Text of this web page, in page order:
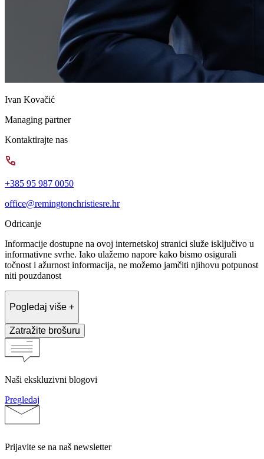
Ivan Kovačić
Managing partner
Kontaktirajte nas
+385 95 987 0050
office@remingtonchristiesre.hr
Odricanje
Informacije dostupne na ovoj internetskoj stranici služe isključivo u
informativne svrhe. Iako ulažemo napore kako bismo osigurali
točnost i ažurnost informacija, ne možemo jamčiti njihovu potpunost
niti pouzdanost
Pogledaj više +
Zatražite brošuru
Naši ekskluzivni blogovi
Pregledaj
Prijavite se na naš newsletter